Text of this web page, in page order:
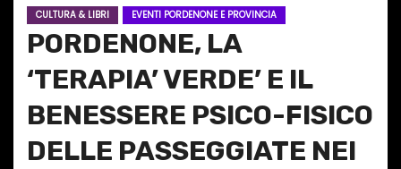
CULTURA & LIBRI EVENTI PORDENONE E PROVINCIA
PORDENONE, LA
‘TERAPIA’ VERDE’ E IL
BENESSERE PSICO-FISICO
DELLE PASSEGGIATE NEI